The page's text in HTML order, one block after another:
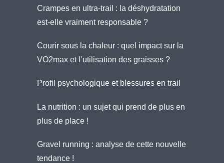
Crampes en ultra-trail : la déshydratation
est-elle vraiment responsable ?
Courir sous la chaleur : quel impact sur la
VO2max et l’utilisation des graisses ?
Profil psychologique et blessures en trail
La nutrition : un sujet qui prend de plus en
plus de place !
Gravel running : analyse de cette nouvelle
tendance !